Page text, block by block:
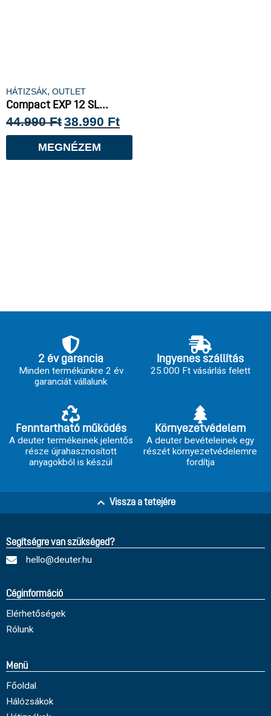
HÁTIZSÁK, OUTLET
Compact EXP 12 SL...
44.990Ft38.990 Ft
MEGNÉZEM
2 év garancia
Minden termékünkre 2 év
garanciát vállalunk
Ingyenes szállítás
25.000 Ft vásárlás felett
Fenntartható működés
A deuter termékeinek jelentős
része újrahasznosított
anyagokból is készül
Környezetvédelem
A deuter bevételeinek egy
részét környezetvédelemre
fordítja
Vissza a tetejére
Segítségre van szükséged?
hello@deuter.hu
Céginformáció
Elérhetőségek
Rólunk
Menü
Főoldal
Hálózsákok